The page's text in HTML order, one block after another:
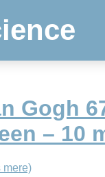
Gogh
– 10